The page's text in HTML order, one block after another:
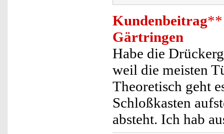
Kundenbeitrag**
Gärtringen
Habe die
weil die meisten
Theoretisch geht
Schloßkasten
absteht. Ich hab